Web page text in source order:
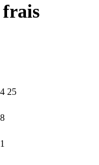
frais
25